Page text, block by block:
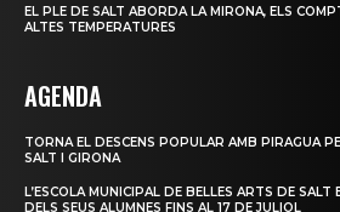
EL PLE DE SALT ABORDA LA MIRONA, ELS
ALTES TEMPERATURES
AGENDA
TORNA EL DESCENS POPULAR AMB PIRAGUA
SALT I GIRONA
L’ESCOLA MUNICIPAL DE BELLES ARTS DE SALT
DELS SEUS ALUMNES FINS AL 17 DE JULIOL